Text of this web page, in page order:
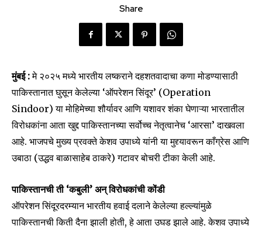
Share
मुंबई :मे २०२५ मध्ये भारतीय लष्कराने दहशतवादाचा कणा मोडण्यासाठी
पाकिस्तानात घुसून केलेल्या ‘ऑपरेशन सिंदूर’ (Operation
Sindoor) या मोहिमेच्या शौर्यावर आणि यशावर शंका घेणाऱ्या भारतातील
विरोधकांना आता खुद्द पाकिस्तानच्या सर्वोच्च नेतृत्वानेच ‘आरसा’ दाखवला
आहे. भाजपचे मुख्य प्रवक्ते केशव उपाध्ये यांनी या मुद्द्यावरून काँग्रेस आणि
उबाठा (उद्धव बाळासाहेब ठाकरे) गटावर बोचरी टीका केली आहे.
पाकिस्तानची ती ‘कबुली’ अन् विरोधकांची कोंडी
ऑपरेशन सिंदूरदरम्यान भारतीय हवाई दलाने केलेल्या हल्ल्यांमुळे
पाकिस्तानची किती दैना झाली होती, हे आता उघड झाले आहे. केशव उपाध्ये